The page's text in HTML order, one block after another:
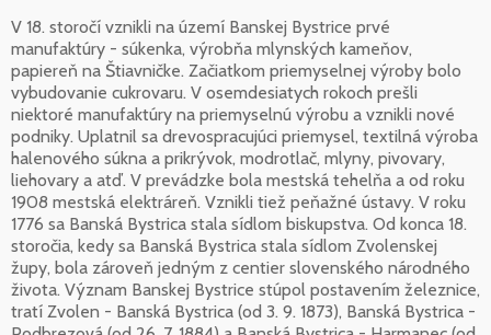
V 18. storočí vznikli na území Banskej Bystrice prvé
manufaktúry - súkenka, výrobňa mlynských kameňov,
papiereň na Štiavničke. Začiatkom priemyselnej výroby bolo
vybudovanie cukrovaru. V osemdesiatych rokoch prešli
niektoré manufaktúry na priemyselnú výrobu a vznikli nové
podniky. Uplatnil sa drevospracujúci priemysel, textilná výroba
halenového súkna a prikrývok, modrotlač, mlyny, pivovary,
liehovary a atď. V prevádzke bola mestská tehelňa a od roku
1908 mestská elektráreň. Vznikli tiež peňažné ústavy. V roku
1776 sa Banská Bystrica stala sídlom biskupstva. Od konca 18.
storočia, kedy sa Banská Bystrica stala sídlom Zvolenskej
župy, bola zároveň jedným z centier slovenského národného
života. Význam Banskej Bystrice stúpol postavením železnice,
tratí Zvolen - Banská Bystrica (od 3. 9. 1873), Banská Bystrica -